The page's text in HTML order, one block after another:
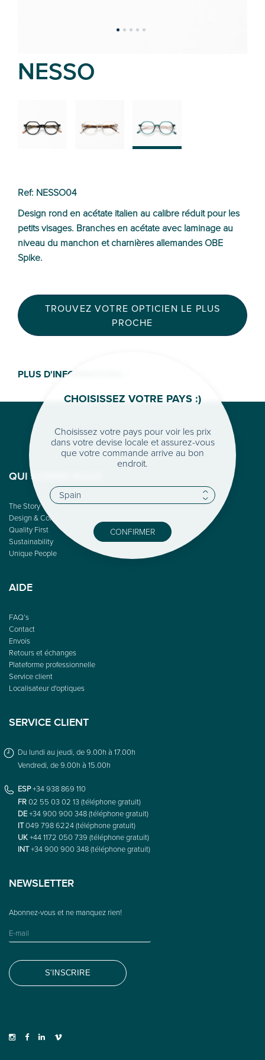
NESSO
Ref: NESSO04
Design rond en acétate italien au calibre réduit pour les
petits visages. Branches en acétate avec laminage au
niveau du manchon et charnières allemandes OBE
Spike.
TROUVEZ VOTRE OPTICIEN LE PLUS
PROCHE
PLUS D'INFORMATIONS >
QUI SOMME-NOUS
The Story
Design & Color
Quality First
Sustainability
Unique People
AIDE
FAQ’s
Contact
Envois
Retours et échanges
Plateforme professionnelle
Service client
Localisateur d'optiques
SERVICE CLIENT
Du lundi au jeudi, de 9.00h à 17.00h
Vendredi, de 9.00h à 15.00h
ESP+34 938 869 110
FR02 55 03 02 13 (téléphone gratuit)
DE+34 900 900 348 (téléphone gratuit)
IT049 798 6224 (téléphone gratuit)
UK+44 1172 050 739 (téléphone gratuit)
INT+34 900 900 348 (téléphone gratuit)
NEWSLETTER
CHOISISSEZ VOTRE PAYS :)
Choisissez votre pays pour voir les prix
dans votre devise locale et assurez-vous
que votre commande arrive au bon
endroit.
CONFIRMER